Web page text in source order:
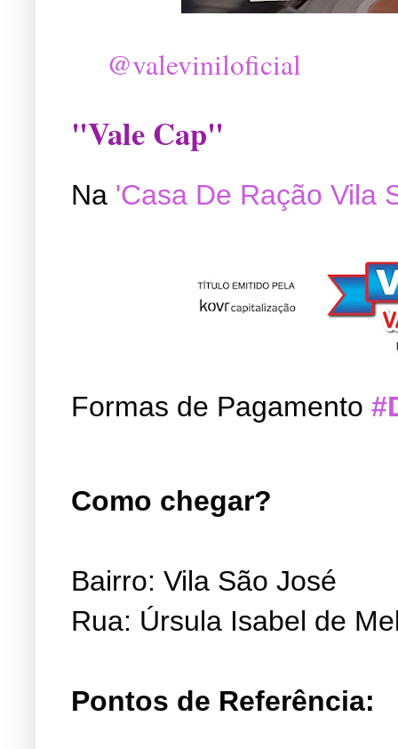
@valeviniloficial
"Vale Cap"
Na 'Casa De Ração Vila
Formas de Pagamento
Como chegar?
Bairro: Vila São José
Rua: Úrsula Isabel de
Pontos de Referência: